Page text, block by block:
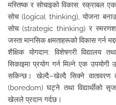
मस्तिष्क र सोचाइको विकास: स्क्राबल
सोच (logical thinking), योजना
सोच (strategic thinking) र
जस्ता मानसिक क्षमताहरूको विकास गर्न
शैक्षिक योगदान: विशेषगरी
सिकाइमा प्रयोग गर्न मिल्ने एक
सकिन्छ। खेल्दै–खेल्दै सिक्ने वातावरण
(boredom) घट्ने तथा विद्यार्थीको
खेलले प्रदान गर्दछ।